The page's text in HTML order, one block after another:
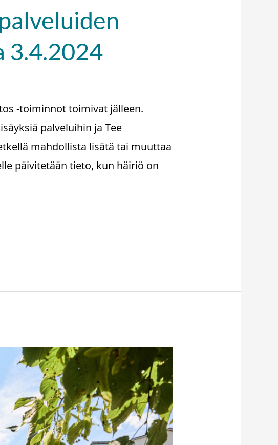
3.4.2024
-toiminnot toimivat jälleen.
palveluihin ja Tee
mahdollista lisätä tai muuttaa
päivitetään tieto, kun häiriö on